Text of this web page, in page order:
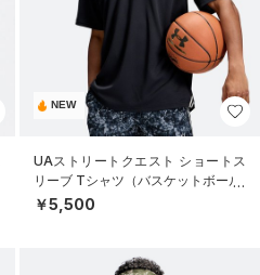
NEW
UAストリートクエスト ショートス
リーブ Tシャツ（バスケットボール/
MEN）
￥5,500